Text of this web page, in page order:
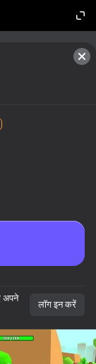
अपने
लॉग इन करें